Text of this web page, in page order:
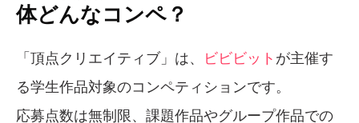
体どんなコンペ？
「頂点クリエイティブ」は、 ビビビット が主催す
る学生作品対象のコンペティションです。
応募点数は無制限、課題作品やグループ作品での